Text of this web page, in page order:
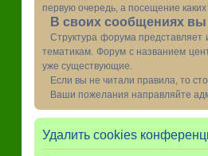
первую очередь, а посещение
В своих сообщениях вы
Структура форума
тематикам. Форум с названием
уже существующие.
Если вы не читали правила, то
Ваши пожелания направляйте
Удалить cookies